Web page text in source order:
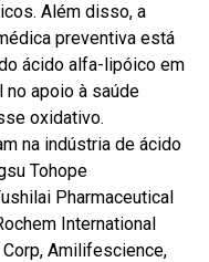
Além disso, a
preventiva está
ácido alfa-lipóico em
apoio à saúde
oxidativo.
na indústria de ácido
Tohope
Pharmaceutical
International
Corp, Amilifescience,